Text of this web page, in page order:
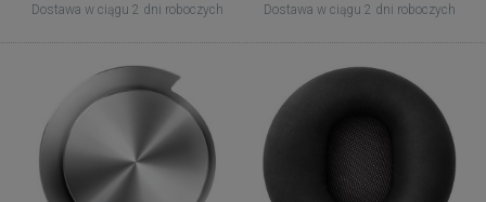
Dostawa w ciągu 2 dni roboczych
Dostawa w ciągu 2 dni roboczych